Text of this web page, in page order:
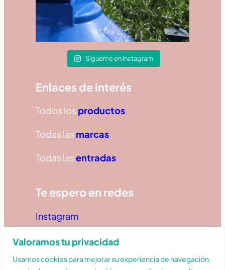
Valoramos tu privacidad
Usamos cookies para mejorar su experiencia de navegación,
Sígueme en Instagram
Enlaces de interés
Todos los productos
Todas las marcas
Todas lasentradas
Te espero en redes
Instagram
TikTok
Facebook